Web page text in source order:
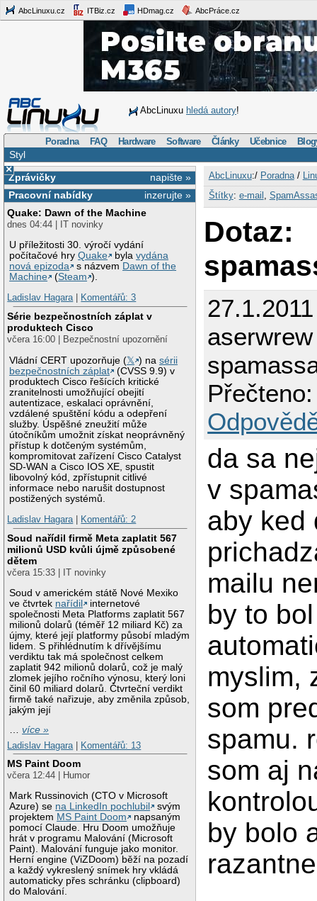
AbcLinuxu.cz ITBiz.cz HDmag.cz AbcPráce.cz
AbcLinuxu hledá autory!
Poradna FAQ Hardware Software Články Učebnice
Styl
×
napište »
Zprávičky
inzerujte »
Pracovní nabídky
Quake: Dawn of the Machine
dnes 04:44 | IT novinky
U příležitosti 30. výročí vydání
počítačové hryQuake bylavydána
nová epizoda
s názvem Dawn of the
Machine
(Steam ).
Ladislav Hagara| Komentářů: 3
Série bezpečnostních záplat v
produktech Cisco
včera 16:00 | Bezpečnostní upozornění
Vládní CERT upozorňuje (𝕏 ) nasérii
bezpečnostních záplat
(CVSS 9.9) v
produktech Cisco řešících kritické
zranitelnosti umožňující obejití
autentizace, eskalaci oprávnění,
vzdálené spuštění kódu a odepření
služby. Úspěšné zneužití může
útočníkům umožnit získat neoprávněný
přístup k dotčeným systémům,
kompromitovat zařízení Cisco Catalyst
SD-WAN a Cisco IOS XE, spustit
libovolný kód, zpřístupnit citlivé
informace nebo narušit dostupnost
postižených systémů.
Ladislav Hagara| Komentářů: 2
Soud nařídil firmě Meta zaplatit 567
milionů USD kvůli újmě způsobené
dětem
včera 15:33 | IT novinky
Soud v americkém státě Nové Mexiko
ve čtvrtek nařídil
internetové
společnosti Meta Platforms zaplatit 567
milionů dolarů (téměř 12 miliard Kč) za
újmy, které její platformy působí mladým
lidem. S přihlédnutím k dřívějšímu
verdiktu tak má společnost celkem
zaplatit 942 milionů dolarů, což je malý
zlomek jejího ročního výnosu, který loni
činil 60 miliard dolarů. Čtvrteční verdikt
firmě také nařizuje, aby změnila způsob,
jakým její
…více »
Ladislav Hagara
Komentářů: 13
MS Paint Doom
včera 12:44 | Humor
Mark Russinovich (CTO v Microsoft
Azure) se na LinkedIn pochlubil
svým
projektem MS Paint Doom
napsaným
pomocí Claude. Hru Doom umožňuje
hrát v programu Malování (Microsoft
Paint). Malování funguje jako monitor.
Herní engine (ViZDoom) běží na pozadí
a každý vykreslený snímek hry vkládá
automaticky přes schránku (clipboard)
do Malování.
AbcLinuxu:/ Poradna/
Štítky: e-mail
Dotaz:
aserwrew
da sa
v
aby ked
mailu
by to bol
myslim,
som
spamu.
som aj
by bolo